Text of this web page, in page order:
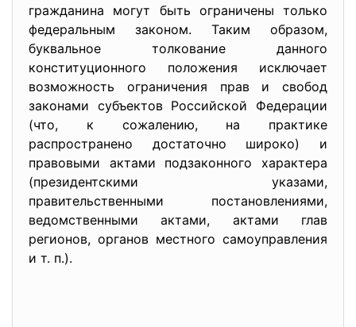
гражданина могут быть ограничены только
федеральным законом. Таким образом,
буквальное толкование данного
конституционного положения исключает
возможность ограничения прав и свобод
законами субъектов Российской Федерации
(что, к сожалению, на практике
распространено достаточно широко) и
правовыми актами подзаконного характера
(президентскими указами,
правительственными постановлениями,
ведомственными актами, актами глав
регионов, органов местного самоуправления
и т. п.).